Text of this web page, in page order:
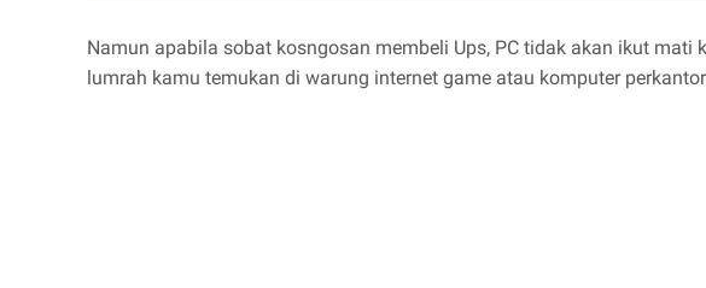
Namun apabila sobat kosngosan membeli Ups, PC tidak akan ikut
lumrah kamu temukan di warung internet game atau komputer